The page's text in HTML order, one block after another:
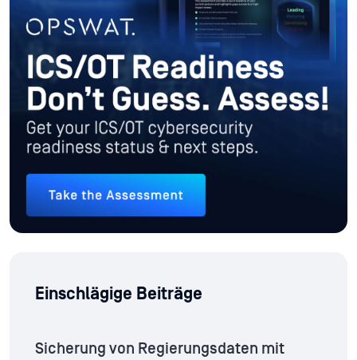
Einschlägige Beiträge
Sicherung von Regierungsdaten mit